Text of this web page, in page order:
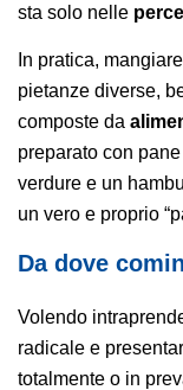
sta solo nelle
In pratica, mangiare
pietanze diverse,
composte da
preparato con
verdure e un
un vero e proprio
Da dove
Volendo
radicale e
totalmente o in